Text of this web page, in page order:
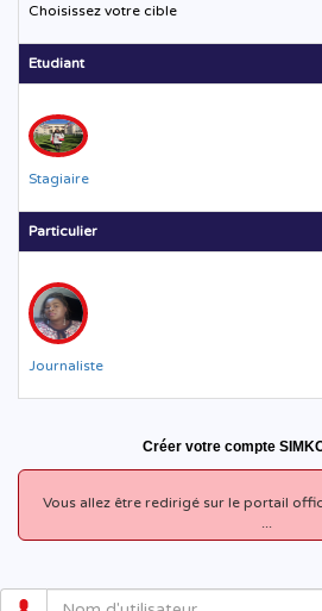
Choisissez votre cible
Etudiant
Stagiaire
Particulier
Journaliste
Créer votre compte
Vous allez être redirigé sur le portail
...